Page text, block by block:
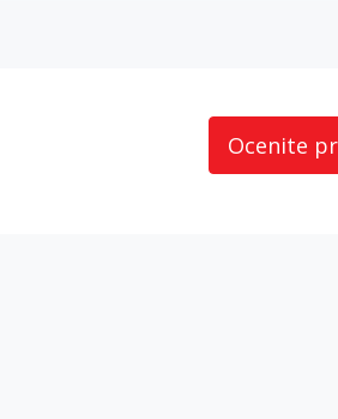
Ocenite